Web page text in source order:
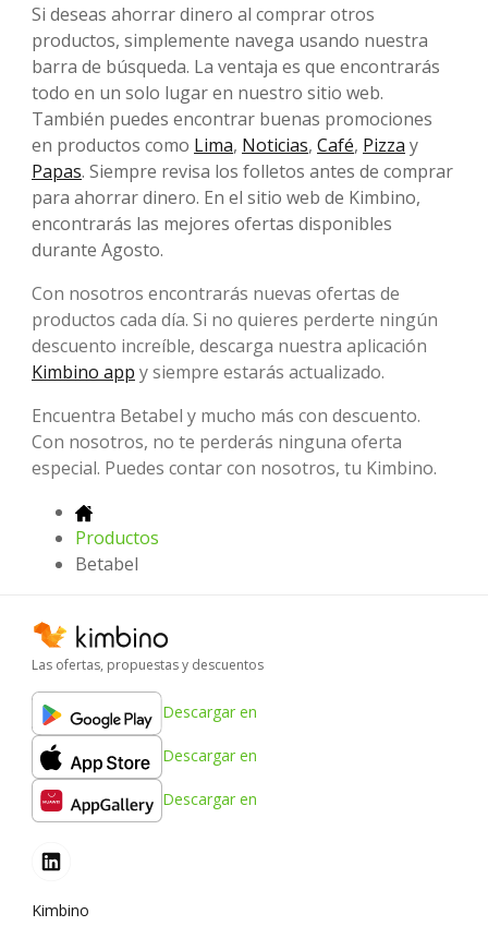
Si deseas ahorrar dinero al comprar otros
productos, simplemente navega usando nuestra
barra de búsqueda. La ventaja es que encontrarás
todo en un solo lugar en nuestro sitio web.
También puedes encontrar buenas promociones
en productos como Lima, Noticias, Café, Pizza y
Papas. Siempre revisa los folletos antes de comprar
para ahorrar dinero. En el sitio web de Kimbino,
encontrarás las mejores ofertas disponibles
durante Agosto.
Con nosotros encontrarás nuevas ofertas de
productos cada día. Si no quieres perderte ningún
descuento increíble, descarga nuestra aplicación
Kimbino app y siempre estarás actualizado.
Encuentra Betabel y mucho más con descuento.
Con nosotros, no te perderás ninguna oferta
especial. Puedes contar con nosotros, tu Kimbino.
Productos
Betabel
Las ofertas, propuestas y descuentos
Descargar en
Descargar en
Descargar en
Kimbino